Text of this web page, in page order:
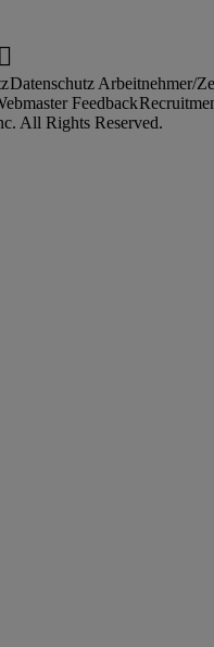
Datenschutz Arbeitnehmer/
Feedback